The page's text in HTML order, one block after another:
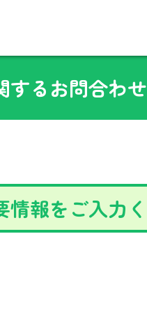
するお問合わせ
情報をご入力